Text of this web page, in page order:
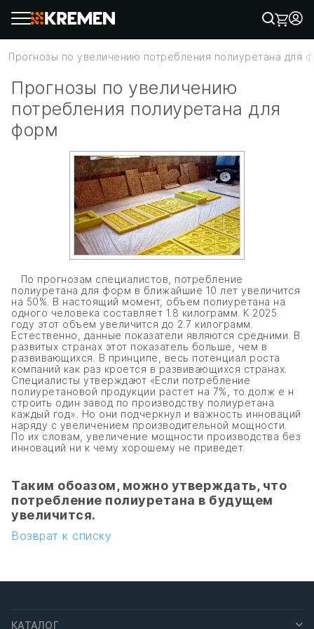
Прогнозы по увеличению потребления полиуретана для
Прогнозы по увеличению
потребления полиуретана для
форм
По прогнозам специалистов, потребление
полиуретана для форм в ближайшие 10 лет увеличится
на 50%. В настоящий момент, объем полиуретана на
одного человека составляет 1.8 килограмм. К 2025
году этот объем увеличится до 2.7 килограмм.
Естественно, данные показатели являются средними. В
развитых странах этот показатель больше, чем в
развивающихся. В принципе, весь потенциал роста
компаний как раз кроется в развивающихся странах.
Специалисты утверждают «Если потребление
полиуретановой продукции растет на 7%, то долж е н
строить один завод по производству полиуретана
каждый год». Но они подчеркнул и важность инноваций
наряду с увеличением производительной мощности.
По их словам, увеличение мощности производства без
инноваций ни к чему хорошему не приведет.
Таким обоазом, можно утверждать, что
потребление полиуретана в будущем
увеличится.
Возврат к списку
КАТАЛОГ